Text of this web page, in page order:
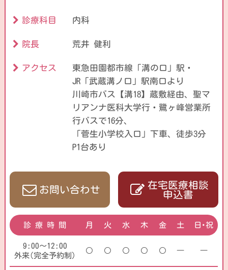
診療科目 内科
院長 荒井 健利
アクセス
東急田園都市線「溝の口」駅・
JR「武蔵溝ノ口」駅南口より
川崎市バス【溝18】蔵敷経由、聖マ
リアンナ医科大学行・鷺ヶ峰営業所
行バスで16分、
「菅生小学校入口」下車、徒歩3分
P1台あり
お問い合わせ
在宅医療相談
申込書
診 療 時 間 月 火 水 木 金 土 日･祝
9:00～12:00
外来(完全予約制)
― ―